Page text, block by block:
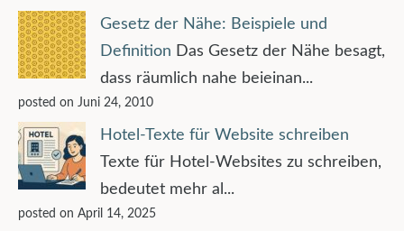
Gesetz der Nähe: Beispiele und
Definition Das Gesetz der Nähe besagt,
dass räumlich nahe beieinan...
posted on Juni 24, 2010
Hotel-Texte für Website schreiben
Texte für Hotel-Websites zu schreiben,
bedeutet mehr al...
posted on April 14, 2025